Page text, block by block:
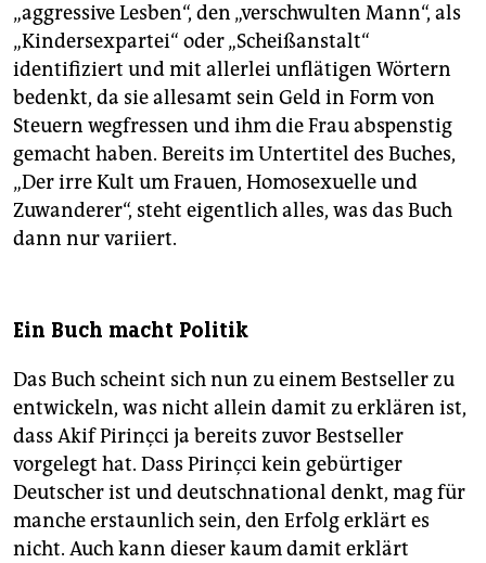
„aggressive Lesben“, den „verschwulten Mann“, als
„Kindersexpartei“ oder „Scheißanstalt“
identifiziert und mit allerlei unflätigen Wörtern
bedenkt, da sie allesamt sein Geld in Form von
Steuern wegfressen und ihm die Frau abspenstig
gemacht haben. Bereits im Untertitel des Buches,
„Der irre Kult um Frauen, Homosexuelle und
Zuwanderer“, steht eigentlich alles, was das Buch
dann nur variiert.
Ein Buch macht Politik
Das Buch scheint sich nun zu einem Bestseller zu
entwickeln, was nicht allein damit zu erklären ist,
dass Akif Pirinçci ja bereits zuvor Bestseller
vorgelegt hat. Dass Pirinçci kein gebürtiger
Deutscher ist und deutschnational denkt, mag für
manche erstaunlich sein, den Erfolg erklärt es
nicht. Auch kann dieser kaum damit erklärt